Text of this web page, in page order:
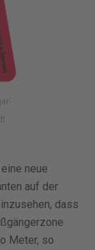
neue
auf der
dass
Meter, so